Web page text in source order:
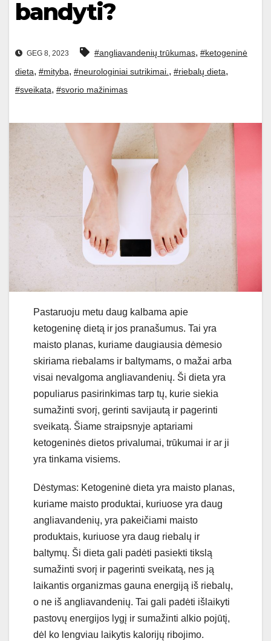
bandyti?
GEG 8, 2023 #angliavandenių trūkumas, #ketogeninė
dieta, #mityba, #neurologiniai sutrikimai., #riebalų dieta,
#sveikata, #svorio mažinimas
Pastaruoju metu daug kalbama apie
ketogeninę dietą ir jos pranašumus. Tai yra
maisto planas, kuriame daugiausia dėmesio
skiriama riebalams ir baltymams, o mažai arba
visai nevalgoma angliavandenių. Ši dieta yra
populiarus pasirinkimas tarp tų, kurie siekia
sumažinti svorį, gerinti savijautą ir pagerinti
sveikatą. Šiame straipsnyje aptariami
ketogeninės dietos privalumai, trūkumai ir ar ji
yra tinkama visiems.
Dėstymas: Ketogeninė dieta yra maisto planas,
kuriame maisto produktai, kuriuose yra daug
angliavandenių, yra pakeičiami maisto
produktais, kuriuose yra daug riebalų ir
baltymų. Ši dieta gali padėti pasiekti tikslą
sumažinti svorį ir pagerinti sveikatą, nes ją
laikantis organizmas gauna energiją iš riebalų,
o ne iš angliavandenių. Tai gali padėti išlaikyti
pastovų energijos lygį ir sumažinti alkio pojūtį,
dėl ko lengviau laikytis kalorijų ribojimo.